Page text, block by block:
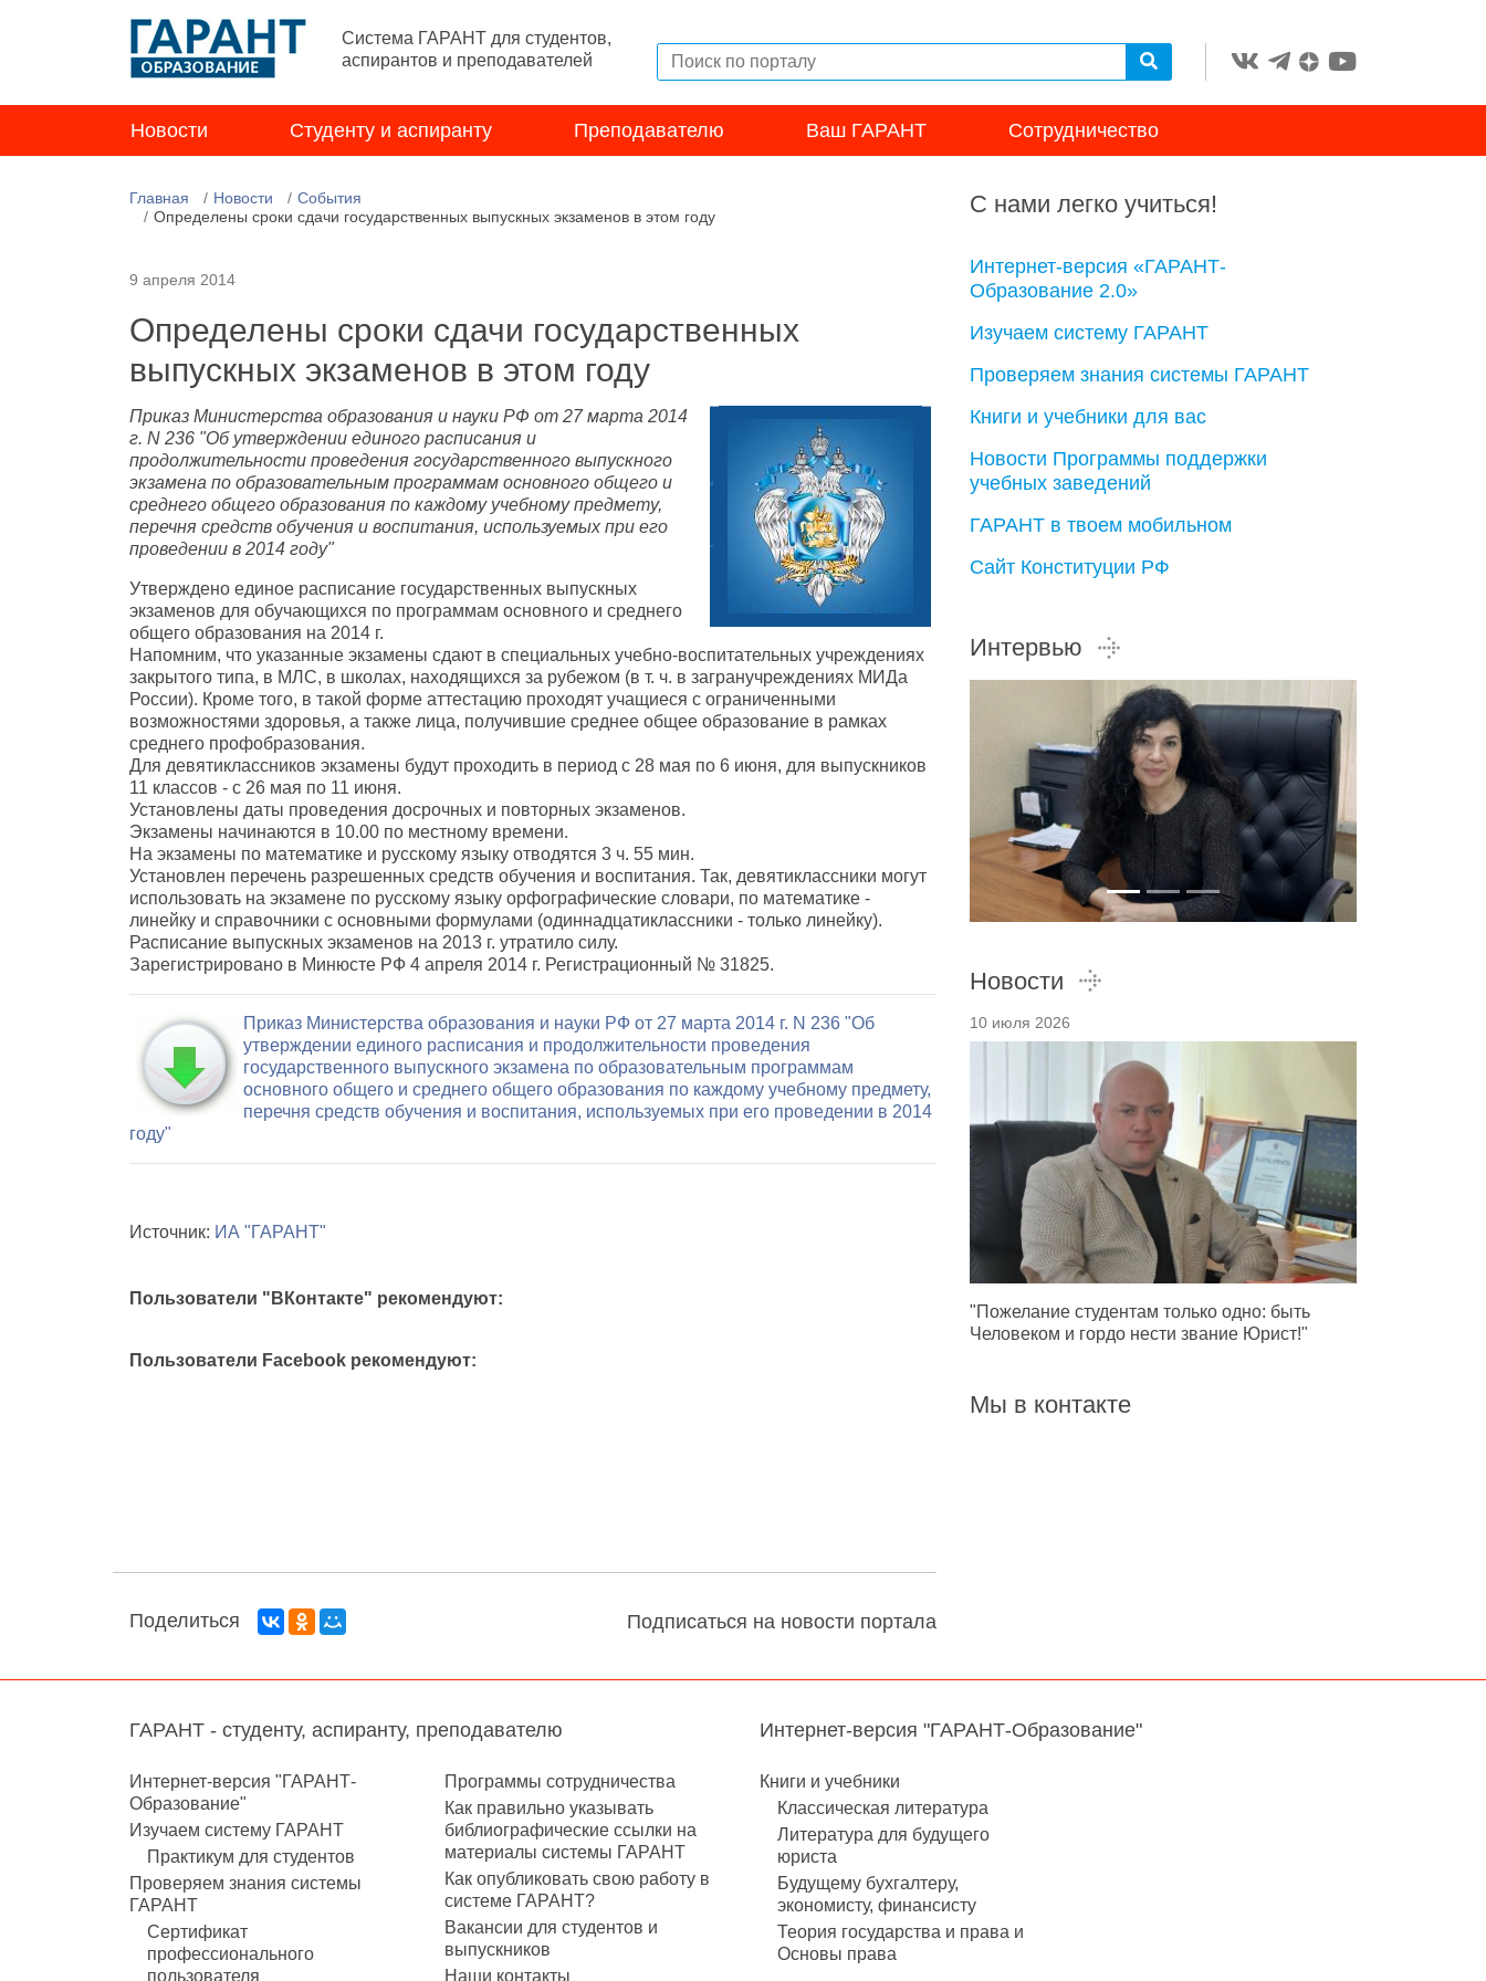
Система ГАРАНТ для студентов,
аспирантов и преподавателей
Новости Студенту и аспиранту Преподавателю Ваш ГАРАНТ Сотрудничество
Главная Новости
События
Определены сроки сдачи государственных выпускных экзаменов в этом году
9 апреля 2014
Определены сроки сдачи государственных
выпускных экзаменов в этом году
Приказ Министерства образования и науки РФ от 27 марта 2014
г. N 236 "Об утверждении единого расписания и
продолжительности проведения государственного выпускного
экзамена по образовательным программам основного общего и
среднего общего образования по каждому учебному предмету,
перечня средств обучения и воспитания, используемых при его
проведении в 2014 году"
Утверждено единое расписание государственных выпускных
экзаменов для обучающихся по программам основного и среднего
общего образования на 2014 г.
Напомним, что указанные экзамены сдают в специальных учебно-воспитательных учреждениях
закрытого типа, в МЛС, в школах, находящихся за рубежом (в т. ч. в загранучреждениях МИДа
России). Кроме того, в такой форме аттестацию проходят учащиеся с ограниченными
возможностями здоровья, а также лица, получившие среднее общее образование в рамках
среднего профобразования.
Для девятиклассников экзамены будут проходить в период с 28 мая по 6 июня, для выпускников
11 классов - с 26 мая по 11 июня.
Установлены даты проведения досрочных и повторных экзаменов.
Экзамены начинаются в 10.00 по местному времени.
На экзамены по математике и русскому языку отводятся 3 ч. 55 мин.
Установлен перечень разрешенных средств обучения и воспитания. Так, девятиклассники могут
использовать на экзамене по русскому языку орфографические словари, по математике -
линейку и справочники с основными формулами (одиннадцатиклассники - только линейку).
Расписание выпускных экзаменов на 2013 г. утратило силу.
Зарегистрировано в Минюсте РФ 4 апреля 2014 г. Регистрационный № 31825.
Приказ Министерства образования и науки РФ от 27 марта 2014 г. N 236 "Об
утверждении единого расписания и продолжительности проведения
государственного выпускного экзамена по образовательным программам
основного общего и среднего общего образования по каждому учебному предмету,
перечня средств обучения и воспитания, используемых при его проведении в 2014
году"
Источник: ИА "ГАРАНТ"
Пользователи "ВКонтакте" рекомендуют:
Пользователи Facebook рекомендуют:
Поделиться Подписаться на новости портала
С нами легко учиться!
Интернет-версия «ГАРАНТ-
Образование 2.0»
Изучаем систему ГАРАНТ
Проверяем знания системы ГАРАНТ
Книги и учебники для вас
Новости Программы поддержки
учебных заведений
ГАРАНТ в твоем мобильном
Сайт Конституции РФ
Интервью
Новости
10 июля 2026
"Пожелание студентам только одно: быть
Человеком и гордо нести звание Юрист!"
Мы в контакте
ГАРАНТ - студенту, аспиранту, преподавателю
Интернет-версия "ГАРАНТ-
Образование"
Изучаем систему ГАРАНТ
Практикум для студентов
Проверяем знания системы
ГАРАНТ
Сертификат
профессионального
пользователя
Программы сотрудничества
Как правильно указывать
библиографические ссылки на
материалы системы ГАРАНТ
Как опубликовать свою работу в
системе ГАРАНТ?
Вакансии для студентов и
выпускников
Наши контакты
Интернет-версия "ГАРАНТ-Образование"
Книги и учебники
Классическая литература
Литература для будущего
юриста
Будущему бухгалтеру,
экономисту, финансисту
Теория государства и права и
Основы права